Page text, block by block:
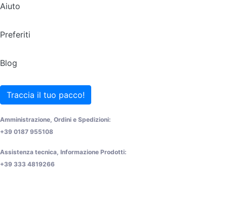
Aiuto
Preferiti
Blog
Traccia il tuo pacco!
Amministrazione, Ordini e Spedizioni:
+39 0187 955108
Assistenza tecnica, Informazione Prodotti:
+39 333 4819266